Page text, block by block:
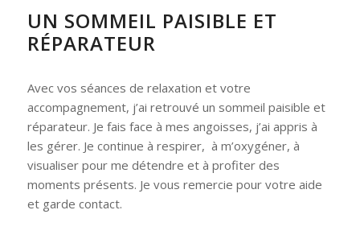
UN SOMMEIL PAISIBLE ET
RÉPARATEUR
Avec vos séances de relaxation et votre
accompagnement, j’ai retrouvé un sommeil paisible et
réparateur. Je fais face à mes angoisses, j’ai appris à
les gérer. Je continue à respirer, à m’oxygéner, à
visualiser pour me détendre et à profiter des
moments présents. Je vous remercie pour votre aide
et garde contact.